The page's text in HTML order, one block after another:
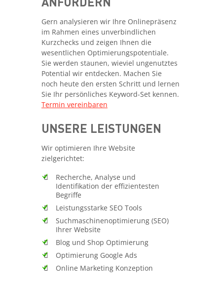
Gern analysieren wir Ihre Onlinepräsenz
im Rahmen eines unverbindlichen
Kurzchecks und zeigen Ihnen die
wesentlichen Optimierungspotentiale.
Sie werden staunen, wieviel ungenutztes
Potential wir entdecken. Machen Sie
noch heute den ersten Schritt und lernen
Sie Ihr persönliches Keyword-Set kennen.
Termin vereinbaren
UNSERE LEISTUNGEN
Wir optimieren Ihre Website
zielgerichtet:
Recherche, Analyse und
Identifikation der effizientesten
Begriffe
Leistungsstarke SEO Tools
Suchmaschinenoptimierung (SEO)
Ihrer Website
Blog und Shop Optimierung
Optimierung Google Ads
Online Marketing Konzeption